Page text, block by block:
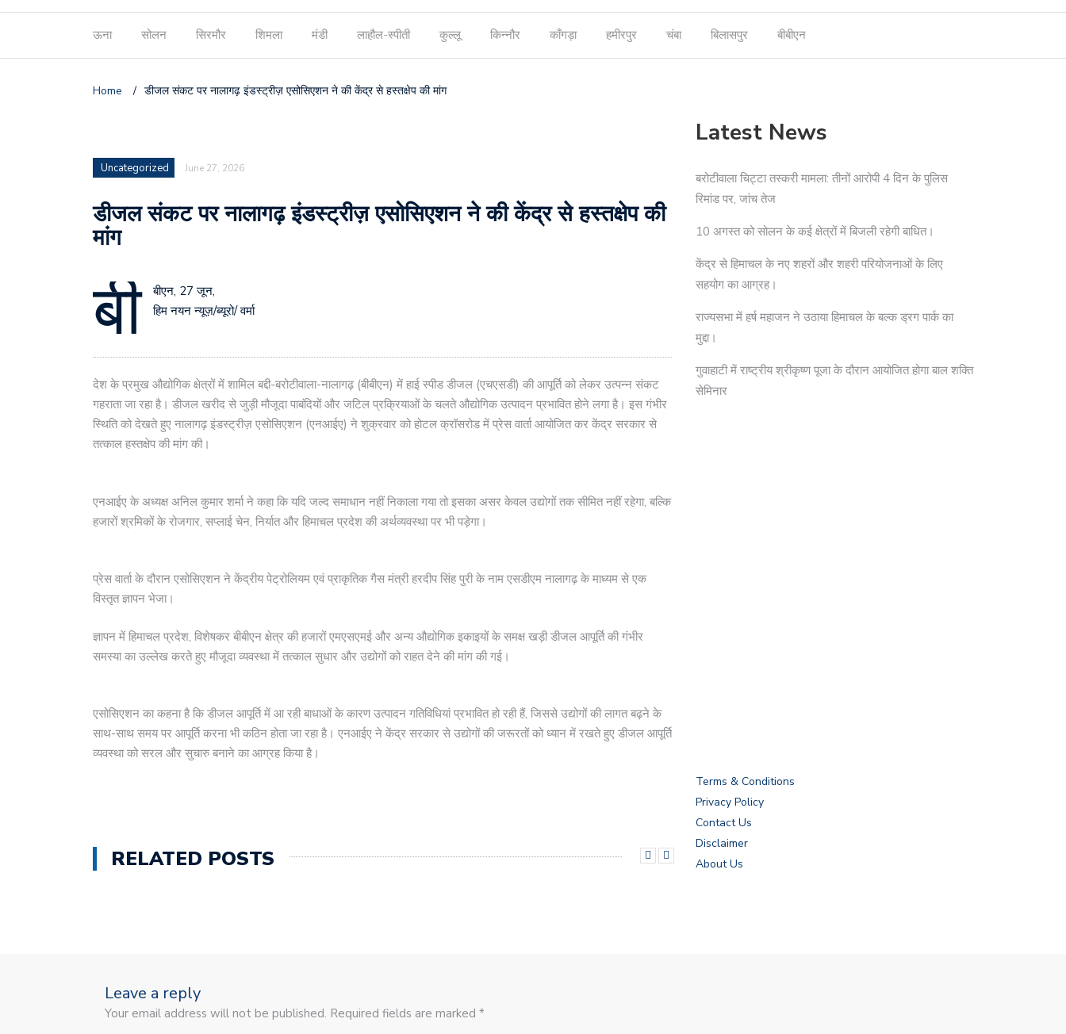
ऊना सोलन सिरमौर शिमला मंडी लाहौल-स्पीती कुल्लू किन्नौर काँगड़ा हमीरपुर चंबा बिलासपुर बीबीएन
Home / डीजल संकट पर नालागढ़ इंडस्ट्रीज़ एसोसिएशन ने की केंद्र से हस्तक्षेप की मांग
Uncategorized June 27, 2026
डीजल संकट पर नालागढ़ इंडस्ट्रीज़ एसोसिएशन ने की केंद्र से हस्तक्षेप की
मांग
बी
बीएन, 27 जून,
हिम नयन न्यूज़/ब्यूरो/ वर्मा
देश के प्रमुख औद्योगिक क्षेत्रों में शामिल बद्दी-बरोटीवाला-नालागढ़ (बीबीएन) में हाई स्पीड डीजल (एचएसडी) की आपूर्ति को लेकर उत्पन्न संकट
गहराता जा रहा है। डीजल खरीद से जुड़ी मौजूदा पाबंदियों और जटिल प्रक्रियाओं के चलते औद्योगिक उत्पादन प्रभावित होने लगा है। इस गंभीर
स्थिति को देखते हुए नालागढ़ इंडस्ट्रीज़ एसोसिएशन (एनआईए) ने शुक्रवार को होटल क्रॉसरोड में प्रेस वार्ता आयोजित कर केंद्र सरकार से
तत्काल हस्तक्षेप की मांग की।
एनआईए के अध्यक्ष अनिल कुमार शर्मा ने कहा कि यदि जल्द समाधान नहीं निकाला गया तो इसका असर केवल उद्योगों तक सीमित नहीं रहेगा, बल्कि
हजारों श्रमिकों के रोजगार, सप्लाई चेन, निर्यात और हिमाचल प्रदेश की अर्थव्यवस्था पर भी पड़ेगा।
प्रेस वार्ता के दौरान एसोसिएशन ने केंद्रीय पेट्रोलियम एवं प्राकृतिक गैस मंत्री हरदीप सिंह पुरी के नाम एसडीएम नालागढ़ के माध्यम से एक
विस्तृत ज्ञापन भेजा।
ज्ञापन में हिमाचल प्रदेश, विशेषकर बीबीएन क्षेत्र की हजारों एमएसएमई और अन्य औद्योगिक इकाइयों के समक्ष खड़ी डीजल आपूर्ति की गंभीर
समस्या का उल्लेख करते हुए मौजूदा व्यवस्था में तत्काल सुधार और उद्योगों को राहत देने की मांग की गई।
एसोसिएशन का कहना है कि डीजल आपूर्ति में आ रही बाधाओं के कारण उत्पादन गतिविधियां प्रभावित हो रही हैं, जिससे उद्योगों की लागत बढ़ने के
साथ-साथ समय पर आपूर्ति करना भी कठिन होता जा रहा है। एनआईए ने केंद्र सरकार से उद्योगों की जरूरतों को ध्यान में रखते हुए डीजल आपूर्ति
व्यवस्था को सरल और सुचारु बनाने का आग्रह किया है।
RELATED POSTS
Latest News
बरोटीवाला चिट्टा तस्करी मामला: तीनों आरोपी 4 दिन के पुलिस
रिमांड पर, जांच तेज
10 अगस्त को सोलन के कई क्षेत्रों में बिजली रहेगी बाधित।
केंद्र से हिमाचल के नए शहरों और शहरी परियोजनाओं के लिए
सहयोग का आग्रह।
राज्यसभा में हर्ष महाजन ने उठाया हिमाचल के बल्क ड्रग पार्क का
मुद्दा।
गुवाहाटी में राष्ट्रीय श्रीकृष्ण पूजा के दौरान आयोजित होगा बाल शक्ति
सेमिनार
Terms & Conditions
Privacy Policy
Contact Us
Disclaimer
About Us
Leave a reply
Your email address will not be published. Required fields are marked *